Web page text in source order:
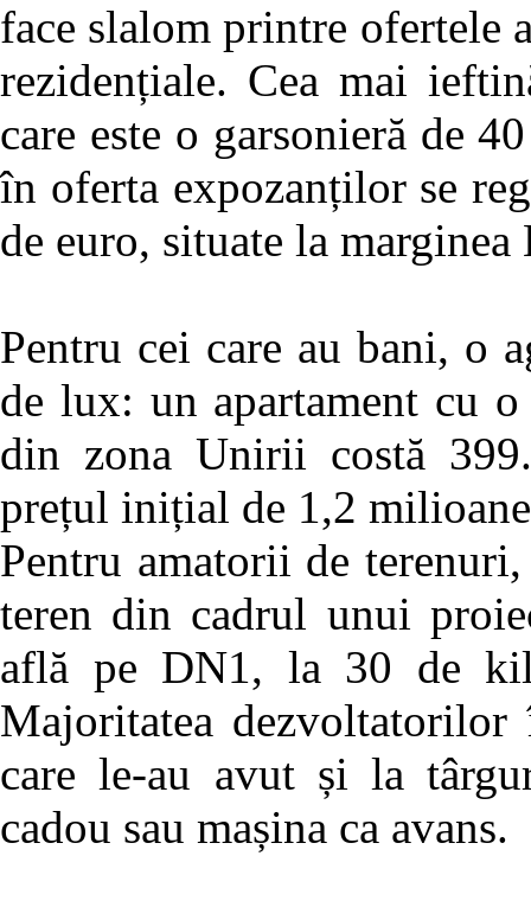
face slalom printre ofertele
rezidențiale. Cea mai
care este o garsonieră de
în oferta expozanților se
de euro, situate la
Pentru cei care au bani, o
de lux: un apartament cu
din zona Unirii costă
prețul inițial de 1,2
Pentru amatorii de
teren din cadrul unui
află pe DN1, la 30 de
Majoritatea dezvoltatorilor
care le-au avut și la
cadou sau mașina ca avans.